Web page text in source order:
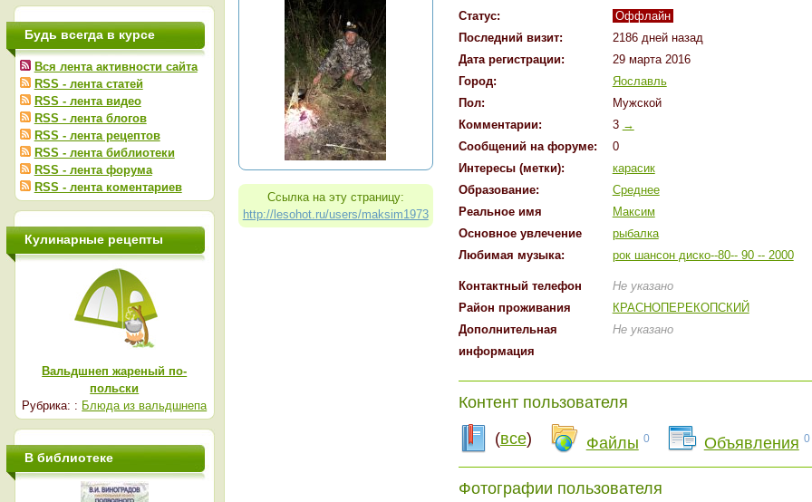
Ссылка на эту страницу:
http://lesohot.ru/users/maksim1973
Статус:
Оффлайн
Последний визит:
2186 дней назад
Дата регистрации:
29 марта 2016
Город:
Яославль
Пол:
Мужской
Комментарии:
3 →
Cообщений на форуме:
0
Интересы (метки):
карасик
Образование:
Среднее
Реальное имя
Максим
Основное увлечение
рыбалка
Любимая музыка:
рок шансон диско--80-- 90 -- 2000
Контактный телефон
Не указано
Район проживания
КРАСНОПЕРЕКОПСКИЙ
Дополнительная
информация
Не указано
Контент пользователя
(все) Файлы 0 Объявления 0
Фотографии пользователя
Будь всегда в курсе
Вся лента активности сайта
RSS - лента статей
RSS - лента видео
RSS - лента блогов
RSS - лента рецептов
RSS - лента библиотеки
RSS - лента форума
RSS - лента коментариев
Кулинарные рецепты
Вальдшнеп жареный по-
польски
Рубрика: : Блюда из вальдшнепа
В библиотеке